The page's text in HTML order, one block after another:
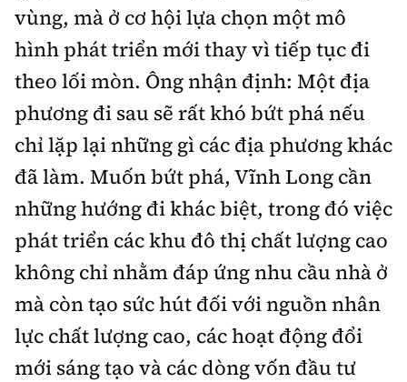
vùng, mà ở cơ hội lựa chọn một mô
hình phát triển mới thay vì tiếp tục đi
theo lối mòn. Ông nhận định: Một địa
phương đi sau sẽ rất khó bứt phá nếu
chỉ lặp lại những gì các địa phương khác
đã làm. Muốn bứt phá, Vĩnh Long cần
những hướng đi khác biệt, trong đó việc
phát triển các khu đô thị chất lượng cao
không chỉ nhằm đáp ứng nhu cầu nhà ở
mà còn tạo sức hút đối với nguồn nhân
lực chất lượng cao, các hoạt động đổi
mới sáng tạo và các dòng vốn đầu tư